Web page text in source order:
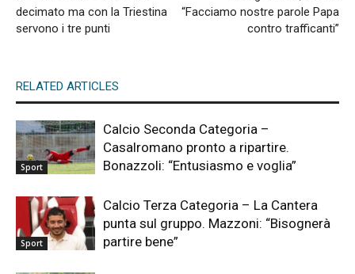
decimato ma con la Triestina
servono i tre punti
“Facciamo nostre parole Papa
contro trafficanti”
RELATED ARTICLES
Sport
Calcio Seconda Categoria –
Casalromano pronto a ripartire.
Bonazzoli: “Entusiasmo e voglia”
Sport
Calcio Terza Categoria – La Cantera
punta sul gruppo. Mazzoni: “Bisognerà
partire bene”